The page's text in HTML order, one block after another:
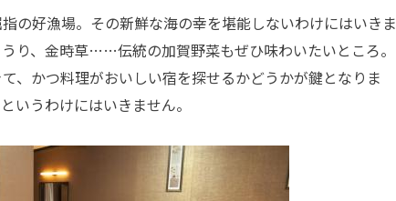
の好漁場。その新鮮な海の幸を堪能しないわけにはいきま
り、金時草……伝統の加賀野菜もぜひ味わいたいところ。
、かつ料理がおいしい宿を探せるかどうかが鍵となりま
いうわけにはいきません。